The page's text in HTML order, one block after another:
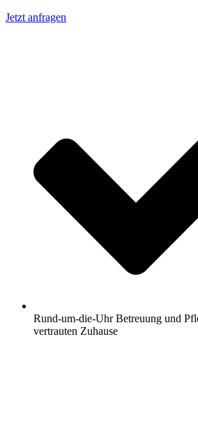
Jetzt anfragen
Rund-um-die-Uhr Betreuung und
vertrauten Zuhause